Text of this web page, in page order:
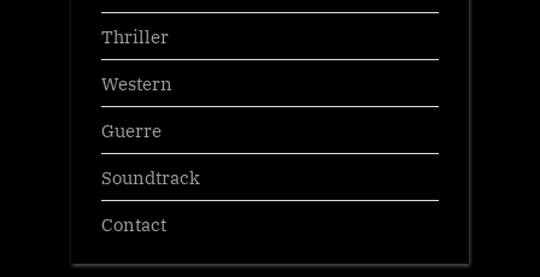
Thriller
Western
Guerre
Soundtrack
Contact